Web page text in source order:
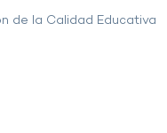
de la Calidad Educativa